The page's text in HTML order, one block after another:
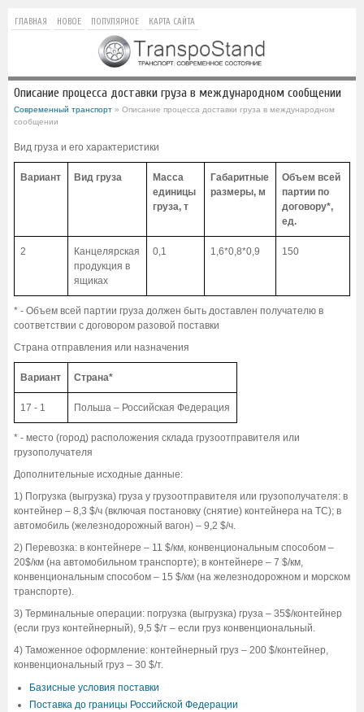
ГЛАВНАЯ НОВОЕ ПОПУЛЯРНОЕ КАРТА САЙТА
Описание процесса доставки груза в международном сообщении
Современный транспорт » Описание процесса доставки груза в международном
сообщении
Вид груза и его характеристики
Вариант Вид груза
Масса
единицы
груза, т
Габаритные
размеры, м
Объем всей
партии по
договору*,
ед.
2
Канцелярская
продукция в
ящиках
0,1 1,6*0,8*0,9 150
* - Объем всей партии груза должен быть доставлен получателю в
соответствии с договором разовой поставки
Страна отправления или назначения
Вариант Страна*
17 - 1 Польша – Российская Федерация
* - место (город) расположения склада грузоотправителя или
грузополучателя
Дополнительные исходные данные:
1) Погрузка (выгрузка) груза у грузоотправителя или грузополучателя: в
контейнер – 8,3 $/ч (включая постановку (снятие) контейнера на ТС); в
автомобиль (железнодорожный вагон) – 9,2 $/ч.
2) Перевозка: в контейнере – 11 $/км, конвенциональным способом –
20$/км (на автомобильном транспорте); в контейнере – 7 $/км,
конвенциональным способом – 15 $/км (на железнодорожном и морском
транспорте).
3) Терминальные операции: погрузка (выгрузка) груза – 35$/контейнер
(если груз контейнерный), 9,5 $/т – если груз конвенциональный.
4) Таможенное оформление: контейнерный груз – 200 $/контейнер,
конвенциональный груз – 30 $/т.
Базисные условия поставки
Поставка до границы Российской Федерации